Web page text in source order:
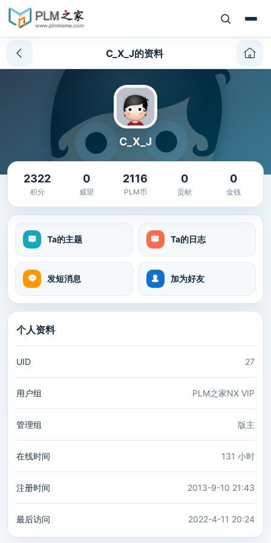
C_X_J的资料
C_X_J
2322
积分
0
威望
2116
PLM币
0
贡献
0
金钱
Ta的主题 Ta的日志
发短消息 加为好友
个人资料
UID 27
用户组 PLM之家NX VIP
管理组 版主
在线时间 131 小时
注册时间 2013-9-10 21:43
最后访问 2022-4-11 20:24